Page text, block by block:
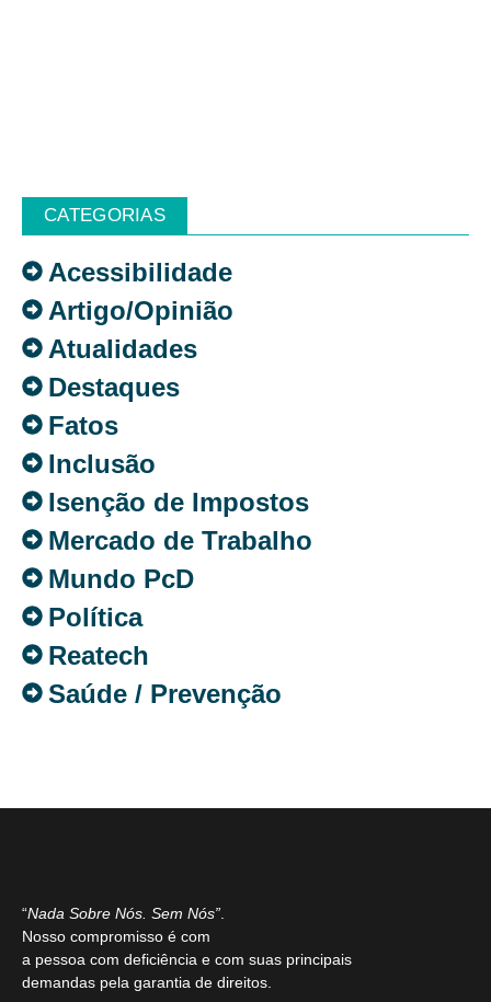
CATEGORIAS
Acessibilidade
Artigo/Opinião
Atualidades
Destaques
Fatos
Inclusão
Isenção de Impostos
Mercado de Trabalho
Mundo PcD
Política
Reatech
Saúde / Prevenção
“Nada Sobre Nós. Sem Nós”.
Nosso compromisso é com
a pessoa com deficiência e com suas principais
demandas pela garantia de direitos.